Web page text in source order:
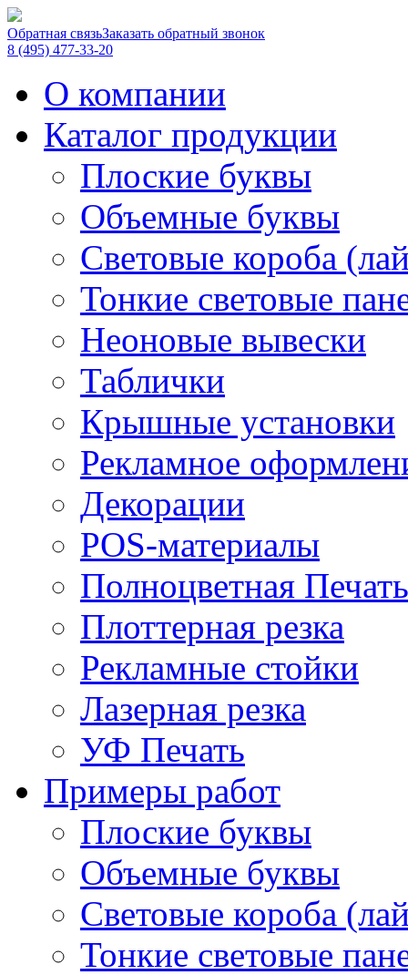
Обратная связьЗаказать обратный звонок
8 (495) 477-33-20
О компании
Каталог продукции
Плоские буквы
Объемные буквы
Световые короба
Тонкие световые
Неоновые вывески
Таблички
Крышные установки
Рекламное
Декорации
POS-материалы
Полноцветная Печать
Плоттерная резка
Рекламные стойки
Лазерная резка
УФ Печать
Примеры работ
Плоские буквы
Объемные буквы
Световые короба
Тонкие световые